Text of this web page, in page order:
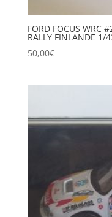
FORD FOCUS WRC
RALLY FINLANDE 1/
50,00€